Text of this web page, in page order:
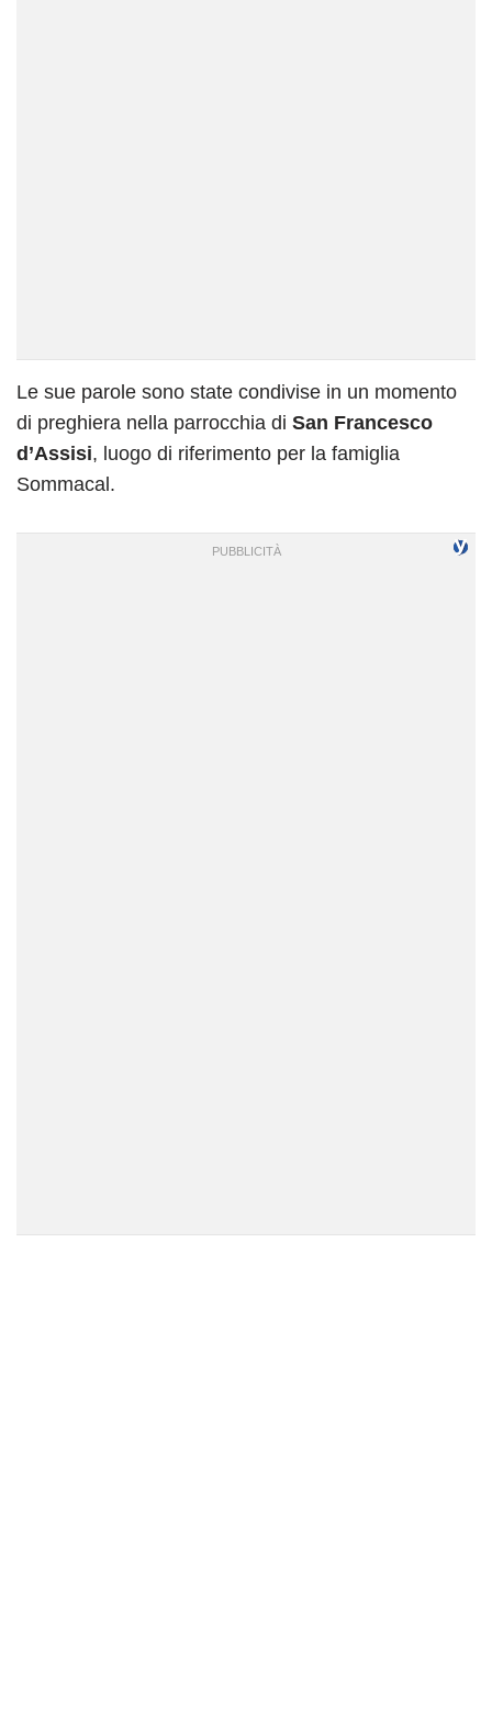
Le sue parole sono state condivise in un momento
di preghiera nella parrocchia di San Francesco
d’Assisi, luogo di riferimento per la famiglia
Sommacal.